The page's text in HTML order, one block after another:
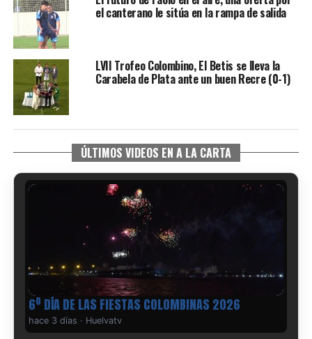
el canterano le sitúa en la rampa de salida
LVII Trofeo Colombino, El Betis se lleva la
Carabela de Plata ante un buen Recre (0-1)
ÚLTIMOS VIDEOS EN A LA CARTA
6º DÍA DE LAS FIESTAS COLOMBINAS 2026
hace 3 días · Huelvatv